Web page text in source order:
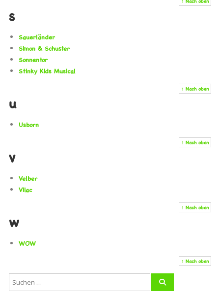
s
Sauerländer
Simon & Schuster
Sonnentor
Stinky Kids Musical
↑ Nach oben
u
Usborn
↑ Nach oben
v
Velber
Vilac
↑ Nach oben
w
WOW
↑ Nach oben